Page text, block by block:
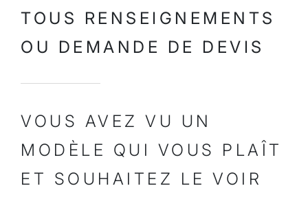
TOUS RENSEIGNEMENTS
OU DEMANDE DE DEVIS
VOUS AVEZ VU UN
MODÈLE QUI VOUS PLAÎT
ET SOUHAITEZ LE VOIR